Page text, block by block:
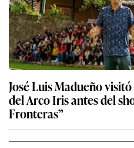
José Luis Madueño
del Arco Iris antes del
Fronteras”